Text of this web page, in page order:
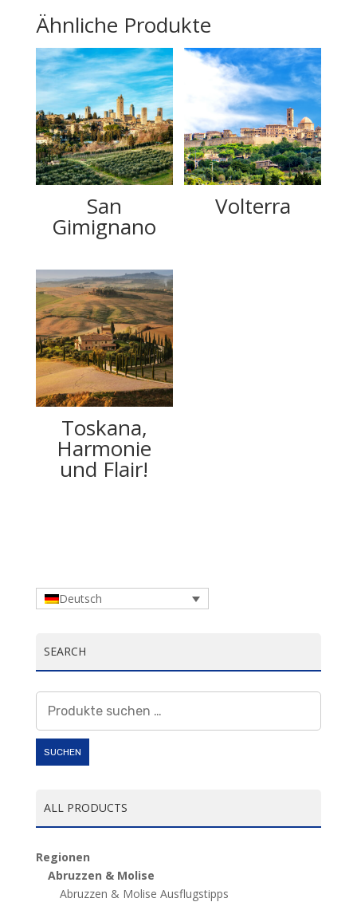
Ähnliche Produkte
San
Gimignano
Volterra
Toskana,
Harmonie
und Flair!
Deutsch
SEARCH
nach:
SUCHEN
ALL PRODUCTS
Regionen
Abruzzen & Molise
Abruzzen & Molise Ausflugstipps